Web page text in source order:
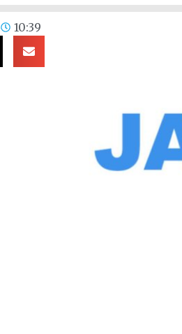
10:39